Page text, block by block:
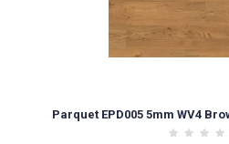
Parquet EPD005 5mm WV4